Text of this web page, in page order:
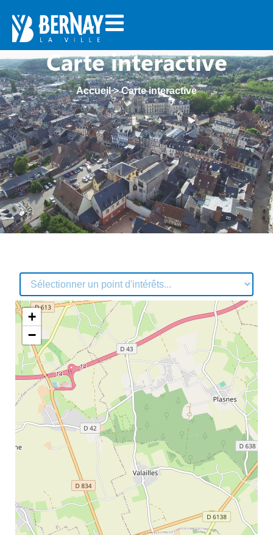
Carte interactive
Accueil>Carte interactive
No data was found
+
−